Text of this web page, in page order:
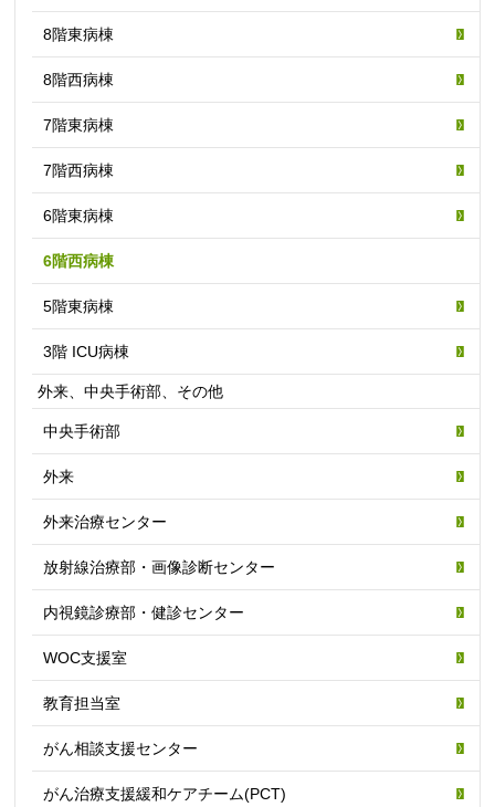
8階東病棟
8階西病棟
7階東病棟
7階西病棟
6階東病棟
6階西病棟
5階東病棟
3階 ICU病棟
外来、中央手術部、その他
中央手術部
外来
外来治療センター
放射線治療部・画像診断センター
内視鏡診療部・健診センター
WOC支援室
教育担当室
がん相談支援センター
がん治療支援緩和ケアチーム(PCT)